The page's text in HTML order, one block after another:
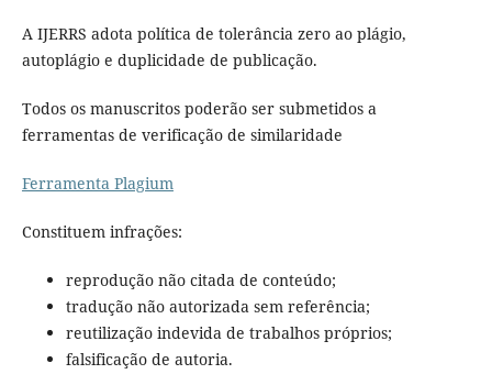
A IJERRS adota política de tolerância zero ao plágio,
autoplágio e duplicidade de publicação.
Todos os manuscritos poderão ser submetidos a
ferramentas de verificação de similaridade
Ferramenta Plagium
Constituem infrações:
reprodução não citada de conteúdo;
tradução não autorizada sem referência;
reutilização indevida de trabalhos próprios;
falsificação de autoria.